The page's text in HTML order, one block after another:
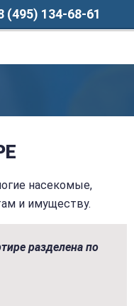
(495) 134-68-61
насекомые,
и имуществу.
разделена по